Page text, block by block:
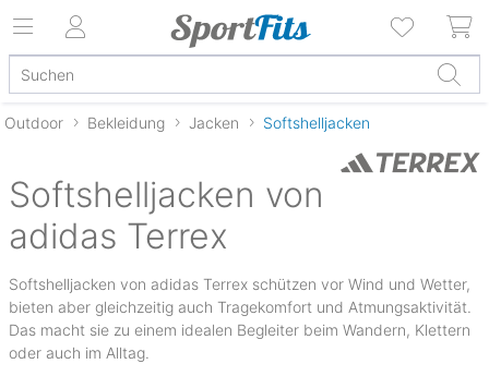
Outdoor Bekleidung Jacken Softshelljacken
Softshelljacken von
adidas Terrex
Softshelljacken von adidas Terrex schützen vor Wind und Wetter,
bieten aber gleichzeitig auch Tragekomfort und Atmungsaktivität.
Das macht sie zu einem idealen Begleiter beim Wandern, Klettern
oder auch im Alltag.